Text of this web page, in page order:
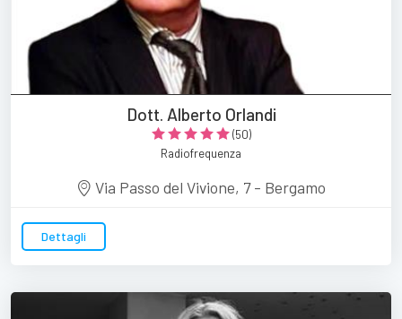
Dott. Alberto Orlandi
(50)
Radiofrequenza
Via Passo del Vivione, 7 - Bergamo
Dettagli